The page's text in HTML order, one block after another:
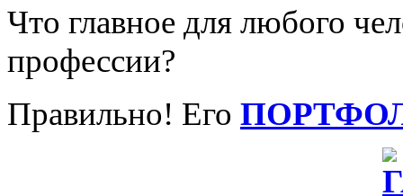
Что главное для любого
профессии?
Правильно! Его